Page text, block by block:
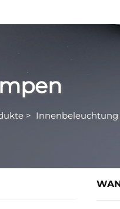
> Innenbeleuchtung